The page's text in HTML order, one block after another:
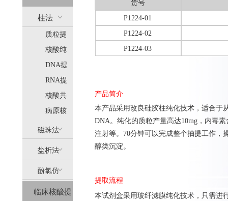
柱法
质粒提
取
核酸纯
化
DNA提
取
RNA提
取
核酸共
提
(AllPure)
病原核
酸提取
磁珠法
(MagPure)
盐析法
(SolPure)
酚氯仿
(Trizol系
临床核酸提
货号
P1224-01
P1224-02
P1224-03
产品简介
本产品采用改良硅胶柱纯化技术，适合于
DNA。纯化的质粒产量高达10mg，内毒
注射等。70分钟可以完成整个抽提工作，
醇类沉淀。
提取流程
本试剂盒采用玻纤滤膜纯化技术，只需进